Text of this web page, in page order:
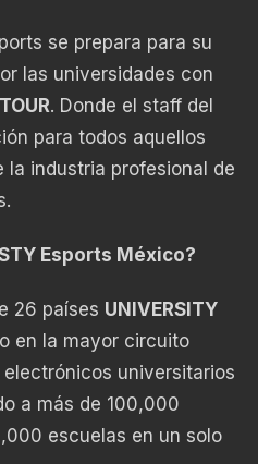
se prepara para su
las universidades con
. Donde el staff del
para todos aquellos
la industria profesional de
Esports México?
26 países UNIVERSITY
en la mayor circuito
universitarios
a más de 100,000
escuelas en un solo